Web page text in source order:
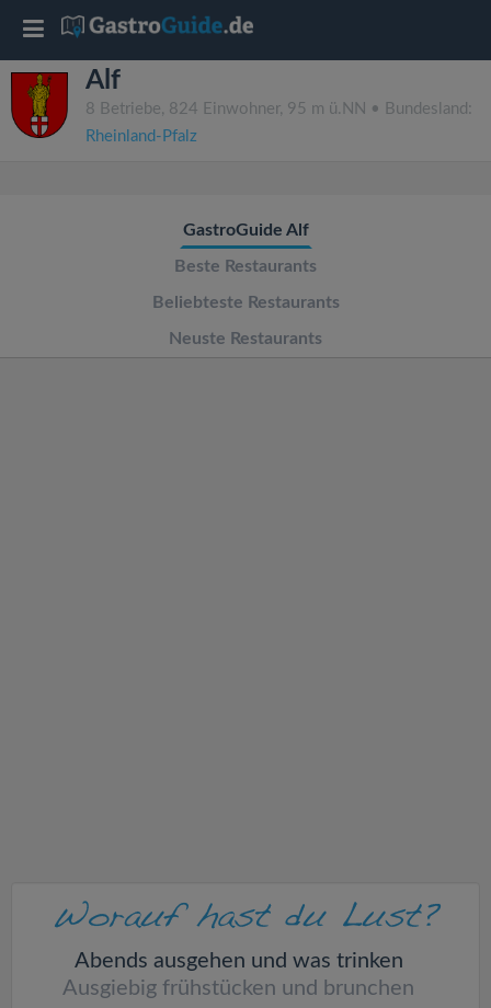
Alf
8 Betriebe, 824 Einwohner, 95 m ü.NN • Bundesland:
Rheinland-Pfalz
GastroGuide Alf
Beste Restaurants
Beliebteste Restaurants
Neuste Restaurants
Abends ausgehen und was trinken
Ausgiebig frühstücken und brunchen
T
o
g